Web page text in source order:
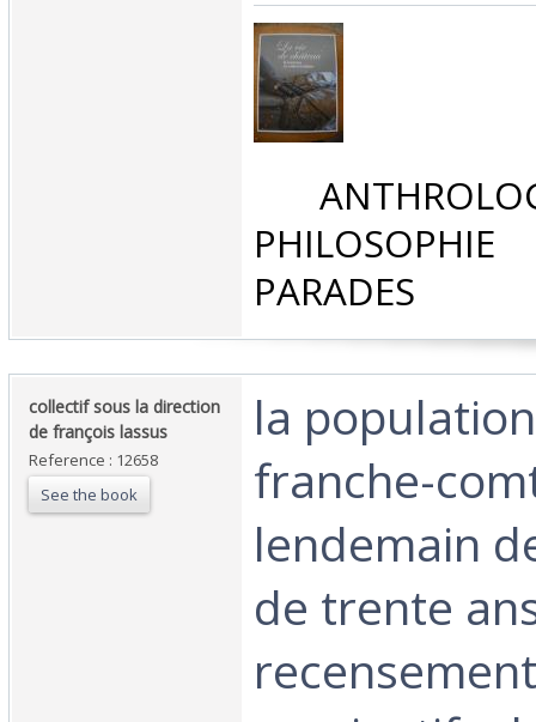
PHILOSOPHIE
PARADES‎
‎collectif sous la direction
de françois lassus‎
Reference : 12658
See the book
‎la
franche-
lendemain
de trente